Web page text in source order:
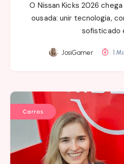
O Nissan Kicks 2026
ousada: unir tecnologia,
sofisticado
JosiGamer 1
Carros